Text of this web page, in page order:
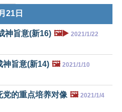
21日
神旨意(新16) 🖼️▶️ 2021/1/22
神旨意(新14) 🖼️ 2021/1/10
的重点培养对像 🖼️ 2021/1/4